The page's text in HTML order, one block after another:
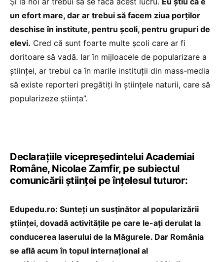
un efort mare, dar ar trebui să facem ziua porților
deschise în institute, pentru școli, pentru grupuri de
elevi. Cred că sunt foarte multe școli care ar fi
doritoare să vadă. Iar în mijloacele de popularizare a
științei, ar trebui ca în marile instituții din mass-media
să existe reporteri pregătiți în științele naturii, care să
popularizeze știința”.
Declarațiile vicepreședintelui Academiai
Române, Nicolae Zamfir, pe subiectul
comunicării științei pe înțelesul tuturor:
Edupedu.ro: Sunteți un susținător al popularizării
științei, dovadă activitățile pe care le-ați derulat la
conducerea laserului de la Măgurele. Dar România
se află acum în topul internațional al